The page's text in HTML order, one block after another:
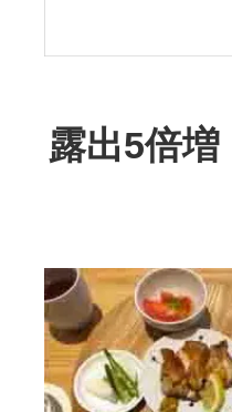
露出5倍